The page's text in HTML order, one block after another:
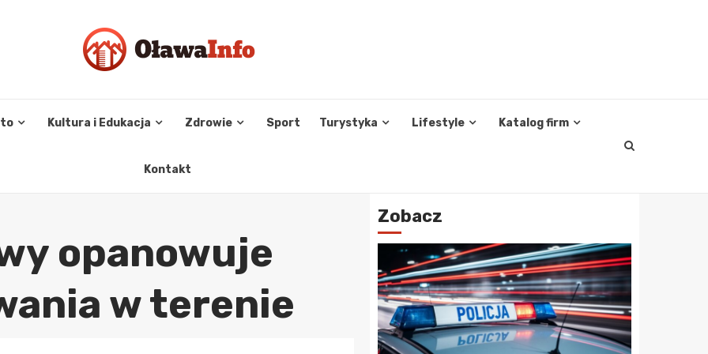
Kultura i Edukacja Zdrowie Sport Turystyka Lifestyle Katalog firm
Kontakt
opanowuje
w terenie
Zobacz